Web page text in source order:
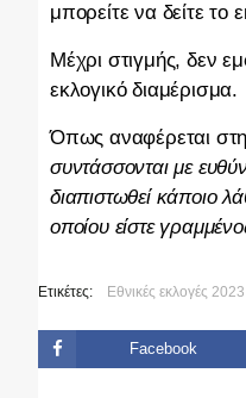
μπορείτε να δείτε το
Μέχρι στιγμής, δεν
εκλογικό διαμέρισμα.
Όπως αναφέρεται
συντάσσονται με
διαπιστωθεί κάποιο
οποίου είστε
Ετικέτες: Εθνικές εκλογές 2023
Facebook